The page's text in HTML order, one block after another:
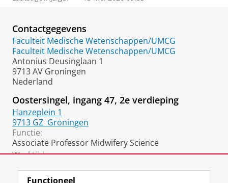
Contactgegevens
Faculteit Medische Wetenschappen/UMCG
Faculteit Medische Wetenschappen/UMCG
Antonius Deusinglaan 1
9713 AV Groningen
Nederland
Oostersingel, ingang 47, 2e verdieping
Hanzeplein 1
9713 GZ Groningen
Functie:
Associate Professor Midwifery Science
Werktijden:
Functioneel